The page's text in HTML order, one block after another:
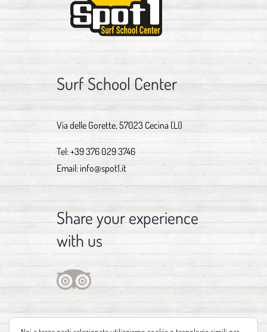
Surf School Center
Via delle Gorette, 57023 Cecina (LI)
Tel:+39 376 029 3746
Email: info@spot1.it
Share your experience
with us